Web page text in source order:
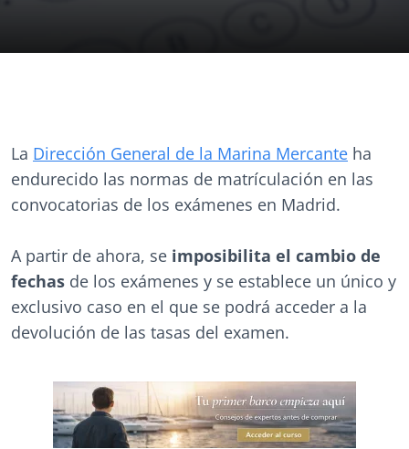
La Dirección General de la Marina Mercante ha
endurecido las normas de matrículación en las
convocatorias de los exámenes en Madrid.
A partir de ahora, se imposibilita el cambio de
fechas de los exámenes y se establece un único y
exclusivo caso en el que se podrá acceder a la
devolución de las tasas del examen.